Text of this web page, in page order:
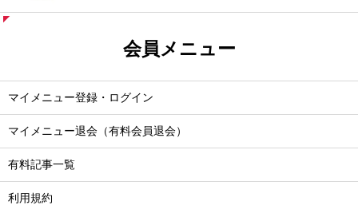
会員メニュー
マイメニュー登録・ログイン
マイメニュー退会（有料会員退会）
有料記事一覧
利用規約